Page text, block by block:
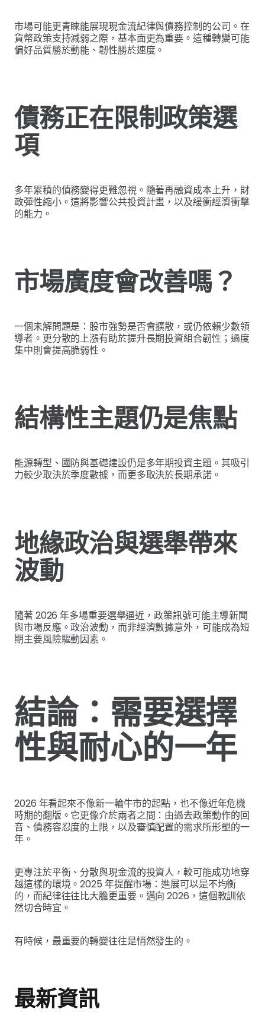
市場可能更青睞能展現現金流紀律與債務控制的公司。在
貨幣政策支持減弱之際，基本面更為重要。這種轉變可能
偏好品質勝於動能、韌性勝於速度。
債務正在限制政策選
項
多年累積的債務變得更難忽視。隨著再融資成本上升，財
政彈性縮小。這將影響公共投資計畫，以及緩衝經濟衝擊
的能力。
市場廣度會改善嗎？
一個未解問題是：股市強勢是否會擴散，或仍依賴少數領
導者。更分散的上漲有助於提升長期投資組合韌性；過度
集中則會提高脆弱性。
結構性主題仍是焦點
能源轉型、國防與基礎建設仍是多年期投資主題。其吸引
力較少取決於季度數據，而更多取決於長期承諾。
地緣政治與選舉帶來
波動
隨著 2026 年多場重要選舉逼近，政策訊號可能主導新聞
與市場反應。政治波動，而非經濟數據意外，可能成為短
期主要風險驅動因素。
結論：需要選擇
性與耐心的一年
2026 年看起來不像新一輪牛市的起點，也不像近年危機
時期的翻版。它更像介於兩者之間：由過去政策動作的回
音、債務容忍度的上限，以及審慎配置的需求所形塑的一
年。
更專注於平衡、分散與現金流的投資人，較可能成功地穿
越這樣的環境。2025 年提醒市場：進展可以是不均衡
的，而紀律往往比大膽更重要。邁向 2026，這個教訓依
然切合時宜。
有時候，最重要的轉變往往是悄然發生的。
最新資訊